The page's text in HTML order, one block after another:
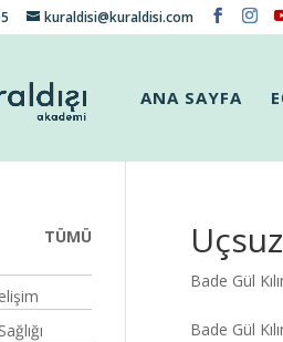
kuraldisi@kuraldisi.com
ANA SAYFA
Bade Gül
Bade Gül
TÜMÜ